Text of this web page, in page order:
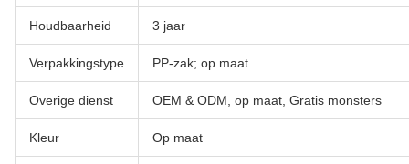
Houdbaarheid 3 jaar
Verpakkingstype PP-zak; op maat
Overige dienst OEM & ODM, op maat, Gratis monsters
Kleur Op maat